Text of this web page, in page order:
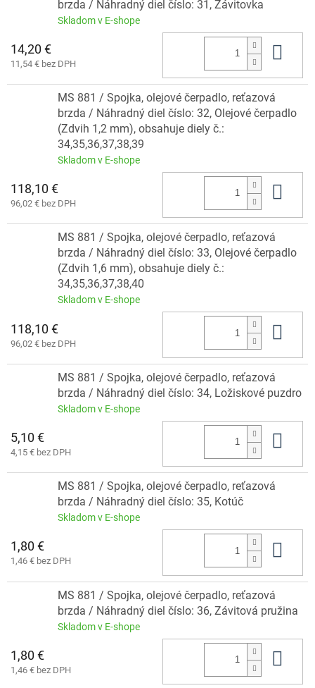
brzda / Náhradný diel číslo: 31, Závitovka
Skladom v E-shope
14,20 €
11,54 € bez DPH
MS 881 / Spojka, olejové čerpadlo, reťazová
brzda / Náhradný diel číslo: 32, Olejové čerpadlo
(Zdvih 1,2 mm), obsahuje diely č.:
34,35,36,37,38,39
Skladom v E-shope
118,10 €
96,02 € bez DPH
MS 881 / Spojka, olejové čerpadlo, reťazová
brzda / Náhradný diel číslo: 33, Olejové čerpadlo
(Zdvih 1,6 mm), obsahuje diely č.:
34,35,36,37,38,40
Skladom v E-shope
118,10 €
96,02 € bez DPH
MS 881 / Spojka, olejové čerpadlo, reťazová
brzda / Náhradný diel číslo: 34, Ložiskové puzdro
Skladom v E-shope
5,10 €
4,15 € bez DPH
MS 881 / Spojka, olejové čerpadlo, reťazová
brzda / Náhradný diel číslo: 35, Kotúč
Skladom v E-shope
1,80 €
1,46 € bez DPH
MS 881 / Spojka, olejové čerpadlo, reťazová
brzda / Náhradný diel číslo: 36, Závitová pružina
Skladom v E-shope
1,80 €
1,46 € bez DPH